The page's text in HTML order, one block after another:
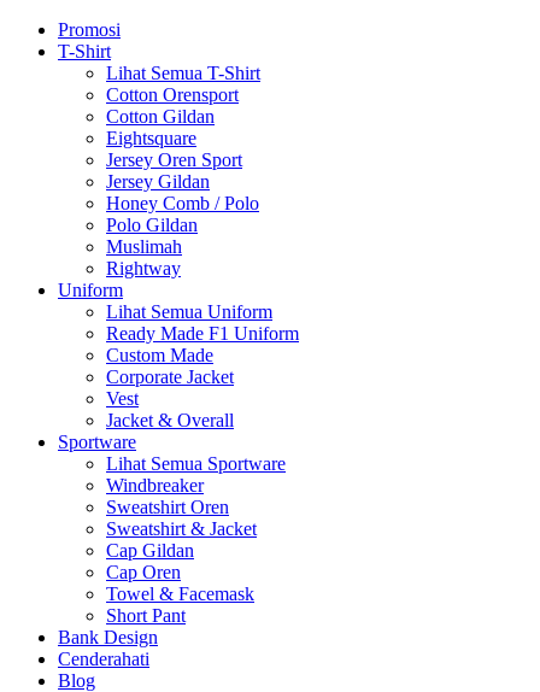
Promosi
T-Shirt
Lihat Semua T-Shirt
Cotton Orensport
Cotton Gildan
Eightsquare
Jersey Oren Sport
Jersey Gildan
Honey Comb / Polo
Polo Gildan
Muslimah
Rightway
Uniform
Lihat Semua Uniform
Ready Made F1 Uniform
Custom Made
Corporate Jacket
Vest
Jacket & Overall
Sportware
Lihat Semua Sportware
Windbreaker
Sweatshirt Oren
Sweatshirt & Jacket
Cap Gildan
Cap Oren
Towel & Facemask
Short Pant
Bank Design
Cenderahati
Blog